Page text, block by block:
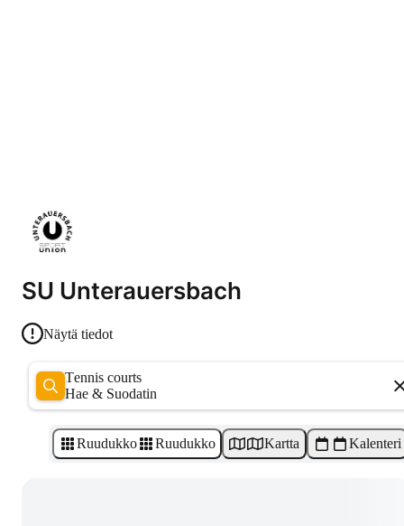
SU Unterauersbach
Näytä tiedot
Tennis courts
Hae & Suodatin
Ruudukko Ruudukko Kartta Kalenteri